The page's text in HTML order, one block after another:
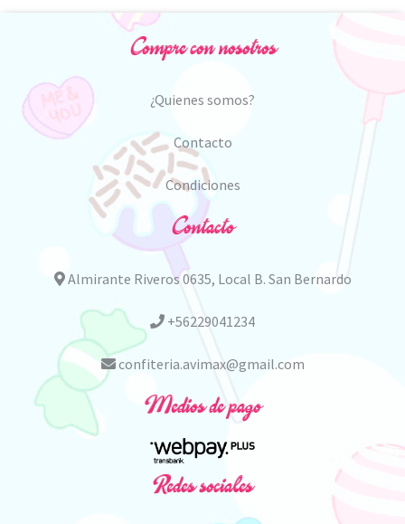
Compre con nosotros
¿Quienes somos?
Contacto
Condiciones
Contacto
Almirante Riveros 0635, Local B. San Bernardo
+56229041234
confiteria.avimax@gmail.com
Medios de pago
Redes sociales